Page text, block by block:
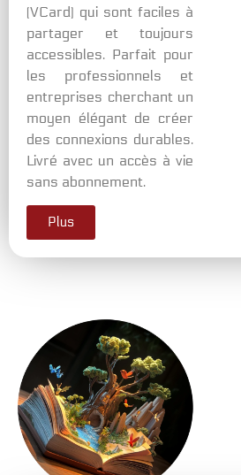
(VCard) qui sont faciles à
partager et toujours
accessibles. Parfait pour
les professionnels et
entreprises cherchant un
moyen élégant de créer
des connexions durables.
Livré avec un accès à vie
sans abonnement.
Plus